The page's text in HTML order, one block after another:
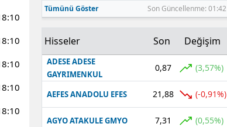
Tümünü Göster Son Güncellenme: 01:42
Hisseler Son Değişim
ADESE ADESE
GAYRIMENKUL
0,87 (3,57%)
AEFES ANADOLU EFES 21,88 (-0,91%)
AGYO ATAKULE GMYO 7,31 (0,55%)